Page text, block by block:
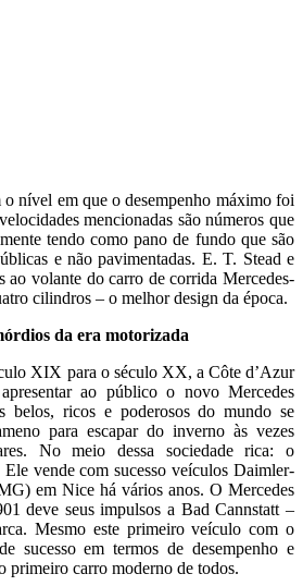
o nível em que o desempenho máximo foi
mencionadas são números que
tendo como pano de fundo que são
e não pavimentadas. E. T. Stead e
ao volante do carro de corrida Mercedes-
cilindros – o melhor design da época.
da era motorizada
XIX para o século XX, a Côte d’Azur
ao público o novo Mercedes
belos, ricos e poderosos do mundo se
para escapar do inverno às vezes
No meio dessa sociedade rica: o
vende com sucesso veículos Daimler-
em Nice há vários anos. O Mercedes
deve seus impulsos a Bad Cannstatt –
Mesmo este primeiro veículo com o
sucesso em termos de desempenho e
primeiro carro moderno de todos.